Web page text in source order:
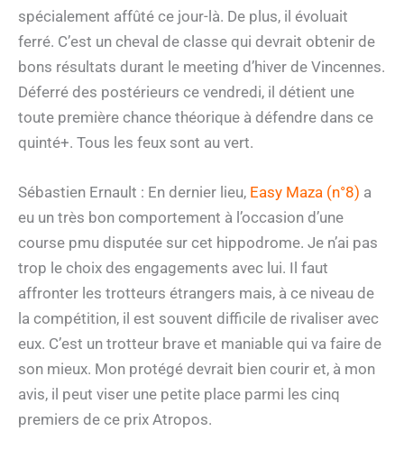
spécialement affûté ce jour-là. De plus, il évoluait
ferré. C’est un cheval de classe qui devrait obtenir de
bons résultats durant le meeting d’hiver de Vincennes.
Déferré des postérieurs ce vendredi, il détient une
toute première chance théorique à défendre dans ce
quinté+. Tous les feux sont au vert.
Sébastien Ernault : En dernier lieu, Easy Maza (n°8) a
eu un très bon comportement à l’occasion d’une
course pmu disputée sur cet hippodrome. Je n’ai pas
trop le choix des engagements avec lui. Il faut
affronter les trotteurs étrangers mais, à ce niveau de
la compétition, il est souvent difficile de rivaliser avec
eux. C’est un trotteur brave et maniable qui va faire de
son mieux. Mon protégé devrait bien courir et, à mon
avis, il peut viser une petite place parmi les cinq
premiers de ce prix Atropos.